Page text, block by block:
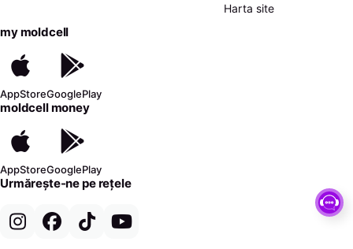
Harta site
my moldcell
AppStoreGooglePlay
moldcell money
AppStoreGooglePlay
Urmărește-ne pe rețele